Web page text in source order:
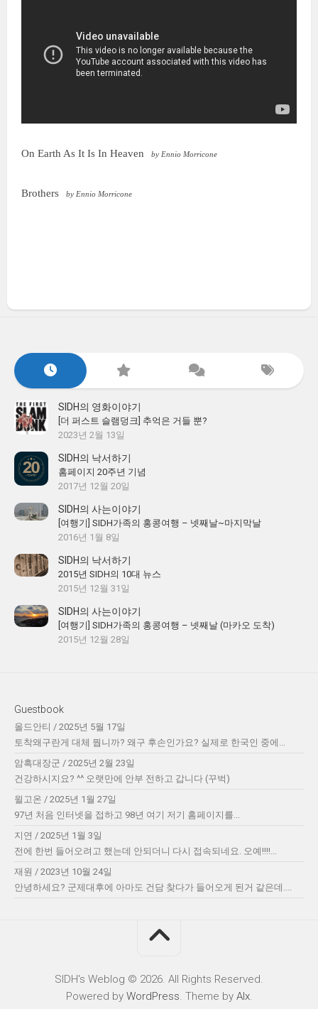
On Earth As It Is In Heaven by Ennio Morricone
Brothers by Ennio Morricone
SIDH의 영화이야기
[더 퍼스트 슬램덩크] 추억은 거들 뿐?
2023년 2월 13일
SIDH의 낙서하기
홈페이지 20주년 기념
2017년 12월 20일
SIDH의 사는이야기
[여행기] SIDH가족의 홍콩여행 – 넷째날~마지막날
2016년 1월 8일
SIDH의 낙서하기
2015년 SIDH의 10대 뉴스
2015년 12월 31일
SIDH의 사는이야기
[여행기] SIDH가족의 홍콩여행 – 넷째날 (마카오 도착)
2015년 12월 28일
Guestbook
올드안티 / 2025년 5월 17일
토착왜구란게 대체 뭡니까? 왜구 후손인가요? 실제로 한국인 중에...
암흑대장군 / 2025년 2월 23일
건강하시지요? ^^ 오랫만에 안부 전하고 갑니다 (꾸벅)
윌고온 / 2025년 1월 27일
97년 처음 인터넷을 접하고 98년 여기 저기 홈페이지를...
지연 / 2025년 1월 3일
전에 한번 들어오려고 했는데 안되더니 다시 접속되네요. 오예!!!!...
재원 / 2023년 10월 24일
안녕하세요? 군제대후에 아마도 건담 찾다가 들어오게 된거 같은데....
SIDH′s Weblog © 2026. All Rights Reserved.
Powered by WordPress. Theme by Alx.